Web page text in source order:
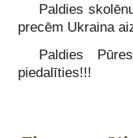
Paldies
precēm Ukraina
Paldies
piedalīties!!!